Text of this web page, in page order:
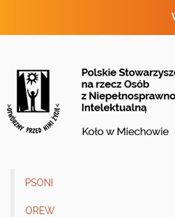
treści
PSONI
OREW